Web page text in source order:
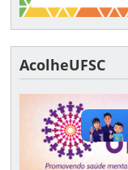
AcolheUFSC